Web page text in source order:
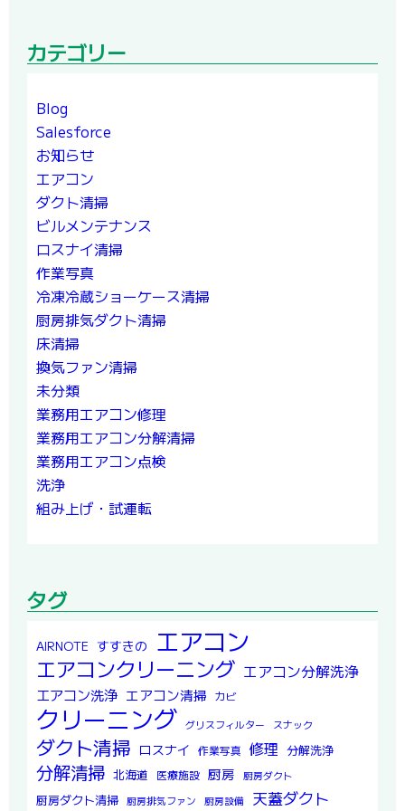
カテゴリー
Blog
Salesforce
お知らせ
エアコン
ダクト清掃
ビルメンテナンス
ロスナイ清掃
作業写真
冷凍冷蔵ショーケース清掃
厨房排気ダクト清掃
床清掃
換気ファン清掃
未分類
業務用エアコン修理
業務用エアコン分解清掃
業務用エアコン点検
洗浄
組み上げ・試運転
タグ
AIRNOTE すすきの エアコン
エアコンクリーニング エアコン分解洗浄
エアコン洗浄 エアコン清掃 カビ
クリーニング グリスフィルター スナック
ダクト清掃 ロスナイ 作業写真 修理 分解洗浄
分解清掃 北海道 医療施設 厨房 厨房ダクト
厨房ダクト清掃 厨房排気ファン 厨房設備 天蓋ダクト